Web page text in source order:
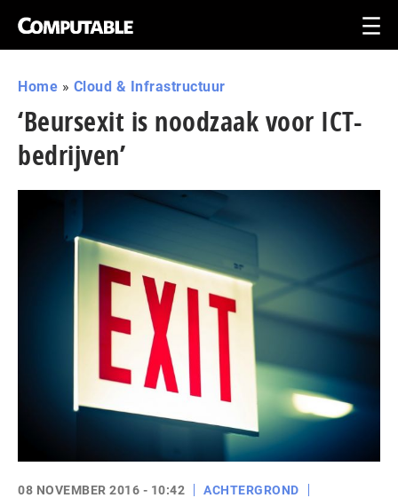
Home » Cloud & Infrastructuur
‘Beursexit is noodzaak voor ICT-
bedrijven’
08 NOVEMBER 2016 - 10:42
ACHTERGROND